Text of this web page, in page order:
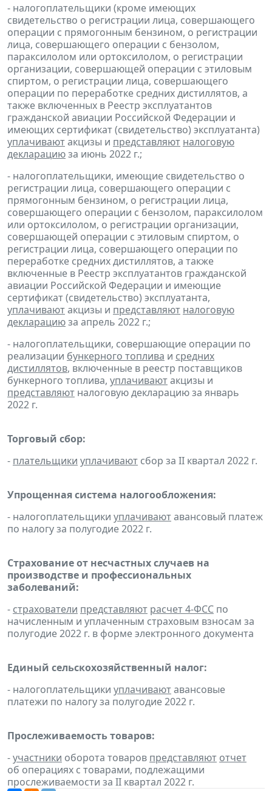
- налогоплательщики (кроме имеющих
свидетельство о регистрации лица, совершающего
операции с прямогонным бензином, о регистрации
лица, совершающего операции с бензолом,
параксилолом или ортоксилолом, о регистрации
организации, совершающей операции с этиловым
спиртом, о регистрации лица, совершающего
операции по переработке средних дистиллятов, а
также включенных в Реестр эксплуатантов
гражданской авиации Российской Федерации и
имеющих сертификат (свидетельство) эксплуатанта)
уплачиваютакцизы и представляют налоговую
декларациюза июнь 2022 г.;
- налогоплательщики, имеющие свидетельство о
регистрации лица, совершающего операции с
прямогонным бензином, о регистрации лица,
совершающего операции с бензолом, параксилолом
или ортоксилолом, о регистрации организации,
совершающей операции с этиловым спиртом, о
регистрации лица, совершающего операции по
переработке средних дистиллятов, а также
включенные в Реестр эксплуатантов гражданской
авиации Российской Федерации и имеющие
сертификат (свидетельство) эксплуатанта,
уплачиваютакцизы и представляют налоговую
декларациюза апрель 2022 г.;
- налогоплательщики, совершающие операции по
реализации бункерного топлива и средних
дистиллятов, включенные в реестр поставщиков
бункерного топлива, уплачиваютакцизы и
представляют налоговую декларацию за январь
2022 г.
Торговый сбор:
- плательщики уплачивают сбор за II квартал 2022 г.
Упрощенная система налогообложения:
- налогоплательщики уплачиваютавансовый платеж
по налогу за полугодие 2022 г.
Страхование от несчастных случаев на
производстве и профессиональных
заболеваний:
- страхователи представляют расчет 4-ФСС по
начисленным и уплаченным страховым взносам за
полугодие 2022 г. в форме электронного документа
Единый сельскохозяйственный налог:
- налогоплательщики уплачиваютавансовые
платежи по налогу за полугодие 2022 г.
Прослеживаемость товаров:
-участники оборота товаров представляют отчет
об операциях с товарами, подлежащими
прослеживаемости за II квартал 2022 г.